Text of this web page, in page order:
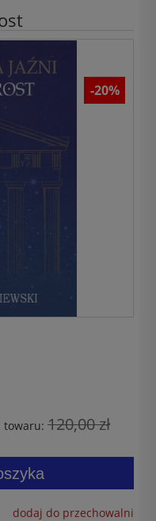
-20%
towaru: 120,00 zł
dodaj do przechowalni